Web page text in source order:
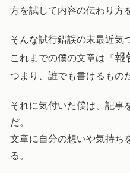
方を試して内容の伝わり方
そんな試行錯誤の末最近気
これまでの僕の文章は『報
つまり、誰でも書けるもの
それに気付いた僕は、記事
だ。
文章に自分の想いや気持ち
る。